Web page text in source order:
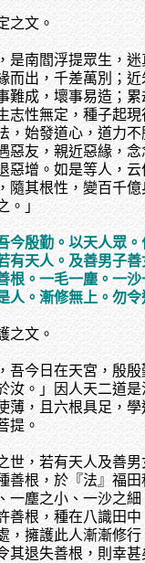
之文。
是南閻浮提眾生，
而出，千差萬別；
難成，壞事易造；累
志性無定，種子起
，始發道心，道力不
惡友，親近惡緣，
惡增。如是等人，
隨其根性，變百千
。」
今殷勤。以天人眾。
有天人。及善男子
根。一毛一塵。一
人。漸修無上。勿令
之文。
吾今日在天宮，殷
汝。」因人天二道
薄，且六根具足，學
提。
世，若有天人及善
善根，於『法』福
一塵之小、一沙之
善根，種在八識田
，擁護此人漸漸修行
其退失善根，則幸甚